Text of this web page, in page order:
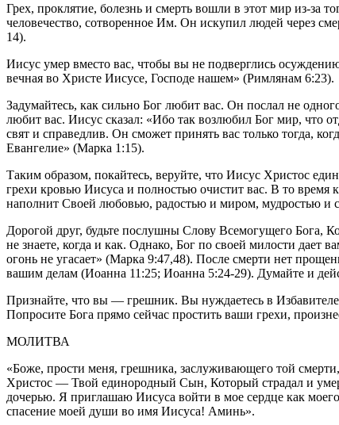
Грех, проклятие, болезнь и смерть вошли в этот мир из-
человечество, сотворенное Им. Он искупил людей через
14).
Иисус умер вместо вас, чтобы вы не подверглись
вечная во Христе Иисусе, Господе нашем» (Римлянам 6:23).
Задумайтесь, как сильно Бог любит вас. Он послал не
любит вас. Иисус сказал: «Ибо так возлюбил Бог мир,
свят и справедлив. Он сможет принять вас только тогда,
Евангелие» (Марка 1:15).
Таким образом, покайтесь, веруйте, что Иисус Христос
грехи кровью Иисуса и полностью очистит вас. В то время
наполнит Своей любовью, радостью и миром, мудростью и
Дорогой друг, будьте послушны Слову Всемогущего Бога,
не знаете, когда и как. Однако, Бог по своей милости дает
огонь не угасает» (Марка 9:47,48). После смерти нет
вашим делам (Иоанна 11:25; Иоанна 5:24-29). Думайте и
Признайте, что вы — грешник. Вы нуждаетесь в
Попросите Бога прямо сейчас простить ваши грехи,
МОЛИТВА
«Боже, прости меня, грешника, заслуживающего той
Христос — Твой единородный Сын, Который страдал и
дочерью. Я приглашаю Иисуса войти в мое сердце как
спасение моей души во имя Иисуса! Аминь».